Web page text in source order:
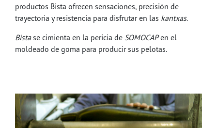
productos Bista ofrecen sensaciones, precisión de
trayectoria y resistencia para disfrutar en las kantxas.
Bistase cimienta en la pericia de SOMOCAPen el
moldeado de goma para producir sus pelotas.